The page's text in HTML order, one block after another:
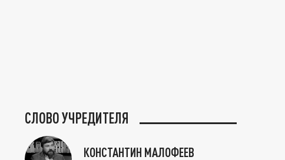
СЛОВО УЧРЕДИТЕЛЯ
КОНСТАНТИН МАЛОФЕЕВ